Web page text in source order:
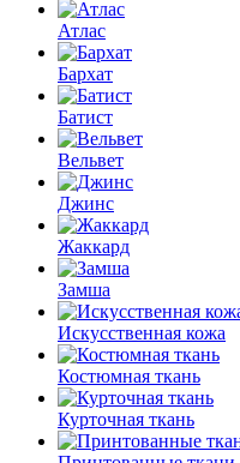
Атлас
Бархат
Батист
Вельвет
Джинс
Жаккард
Замша
Искусственная кожа
Костюмная ткань
Курточная ткань